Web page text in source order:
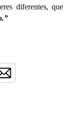
diferentes, que